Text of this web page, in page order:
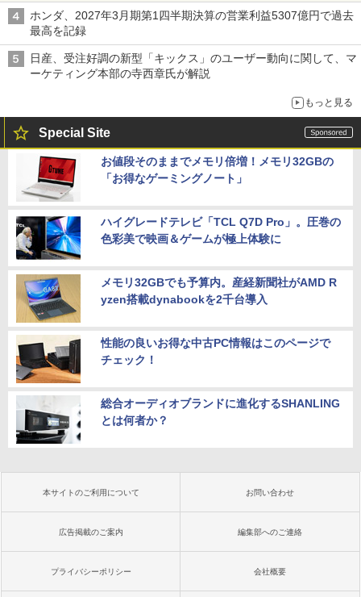
ホンダ、2027年3月期第1四半期決算の営業利益5307億円で過去
最高を記録
日産、受注好調の新型「キックス」のユーザー動向に関して、マ
ーケティング本部の寺西章氏が解説
もっと見る
Special Site
お値段そのままでメモリ倍増！メモリ32GBの
「お得なゲーミングノート」
ハイグレードテレビ「TCL Q7D Pro」。圧巻の
色彩美で映画＆ゲームが極上体験に
メモリ32GBでも予算内。産経新聞社がAMD R
yzen搭載dynabookを2千台導入
性能の良いお得な中古PC情報はこのページで
チェック！
総合オーディオブランドに進化するSHANLING
とは何者か？
本サイトのご利用について お問い合わせ
広告掲載のご案内 編集部へのご連絡
プライバシーポリシー 会社概要